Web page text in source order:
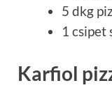
5 dkg
1 csipet
Karfiol